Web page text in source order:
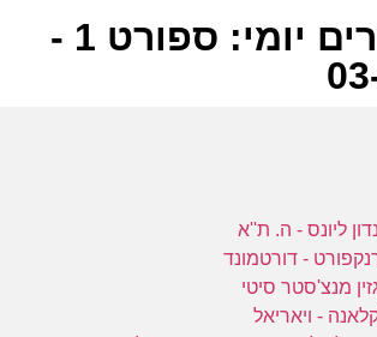
לוח שידורים יומי: ספורט 1 -